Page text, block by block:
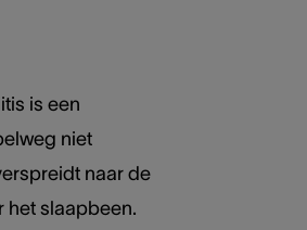
is een
niet
naar de
het slaapbeen.